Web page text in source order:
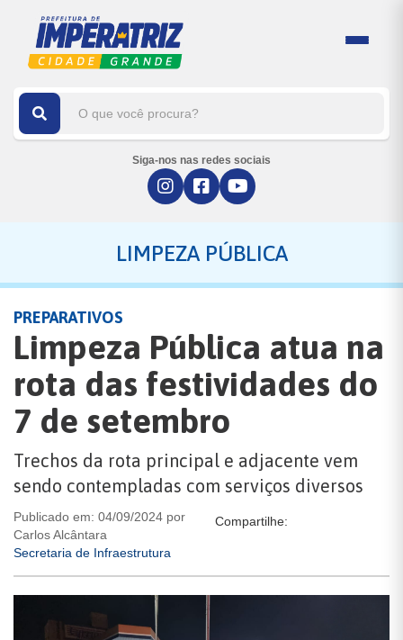
Siga-nos nas redes sociais
LIMPEZA PÚBLICA
PREPARATIVOS
Limpeza Pública atua na
rota das festividades do
7 de setembro
Trechos da rota principal e adjacente vem
sendo contempladas com serviços diversos
Publicado em: 04/09/2024 por
Carlos Alcântara
Secretaria de Infraestrutura
Compartilhe: